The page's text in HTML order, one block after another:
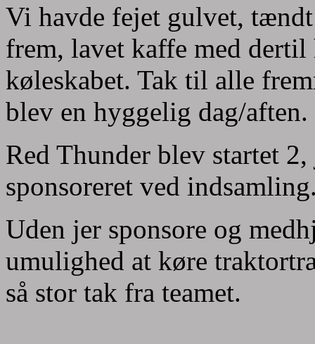
Vi havde fejet gulvet,
frem, lavet kaffe med
køleskabet. Tak til alle
blev en hyggelig dag/aften.
Red Thunder blev startet
sponsoreret ved
Uden jer sponsore og
umulighed at køre
så stor tak fra teamet.